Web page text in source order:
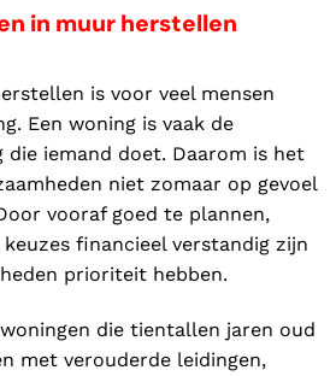
in muur herstellen
is voor veel mensen
Een woning is vaak de
iemand doet. Daarom is het
niet zomaar op gevoel
vooraf goed te plannen,
financieel verstandig zijn
prioriteit hebben.
die tientallen jaren oud
met verouderde leidingen,